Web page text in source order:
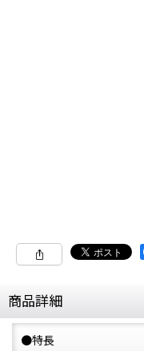
商品詳細
●特長